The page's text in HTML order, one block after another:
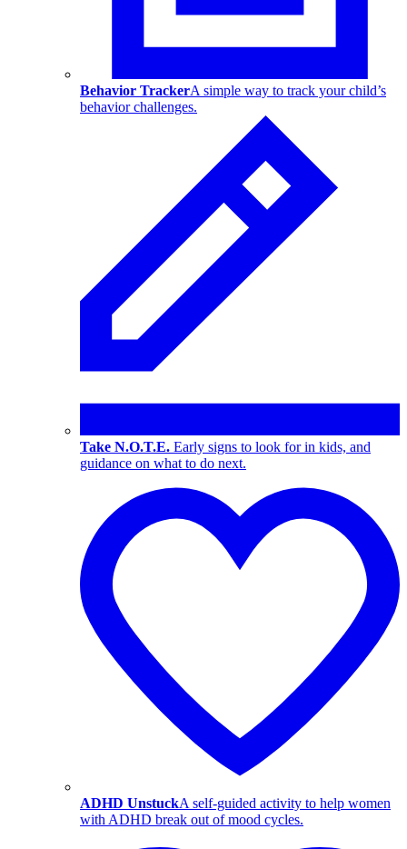
Behavior TrackerA simple way to track your child’s
behavior challenges.
Take N.O.T.E. Early signs to look for in kids, and
guidance on what to do next.
ADHD UnstuckA self-guided activity to help women
with ADHD break out of mood cycles.